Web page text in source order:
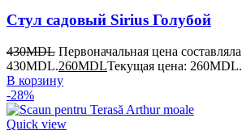
Стул садовый Sirius Голубой
430MDL Первоначальная цена составляла
430MDL.260MDLТекущая цена: 260MDL.
В корзину
-28%
Quick view